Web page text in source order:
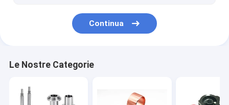
Continua
Le Nostre Categorie